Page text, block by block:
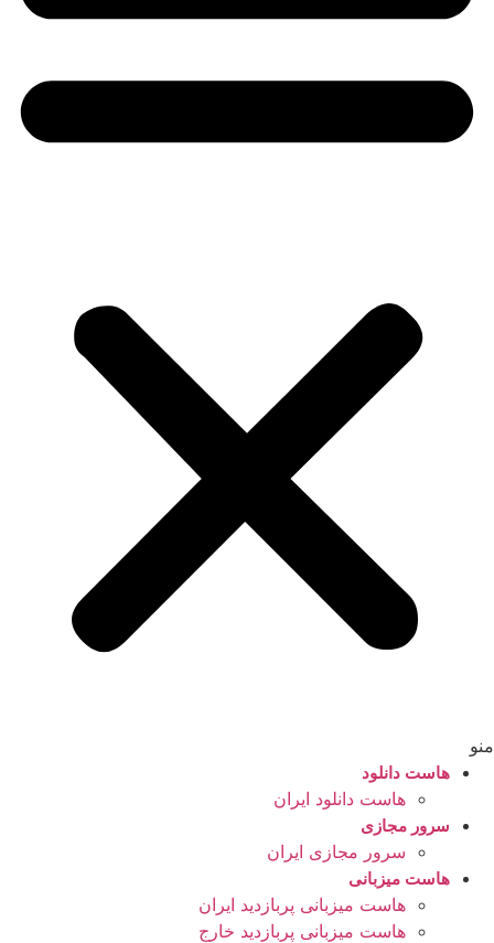
منو
هاست دانلود
هاست دانلود ایران
سرور مجازی
سرور مجازی ایران
هاست میزبانی
هاست میزبانی پربازدید ایران
هاست میزبانی پربازدید خارج